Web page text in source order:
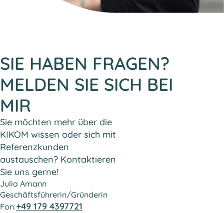
SIE HABEN FRAGEN?
MELDEN SIE SICH BEI
MIR
Sie möchten mehr über die
KIKOM wissen oder sich mit
Referenzkunden
austauschen? Kontaktieren
Sie uns gerne!
Julia Amann
Geschäftsführerin/Gründerin
Fon:+49 179 4397721